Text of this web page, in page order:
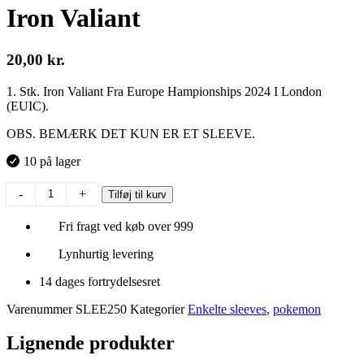
Iron Valiant
20,00 kr.
1. Stk. Iron Valiant Fra Europe Hampionships 2024 I London
(EUIC).
OBS. BEMÆRK DET KUN ER ET SLEEVE.
10 på lager
- + Tilføj til kurv
Fri fragt ved køb over 999
Lynhurtig levering
14 dages fortrydelsesret
Varenummer SLEE250 Kategorier Enkelte sleeves, pokemon
Lignende produkter